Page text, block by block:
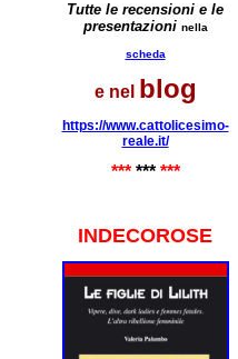
Tutte le recensioni e le
presentazioni nella
scheda
e nel blog
https://www.cattolicesimo-
reale.it/
*** *** ***
INDECOROSE